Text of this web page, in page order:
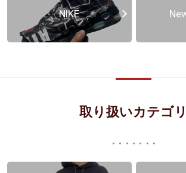
NIKE
取り扱いカテゴリ